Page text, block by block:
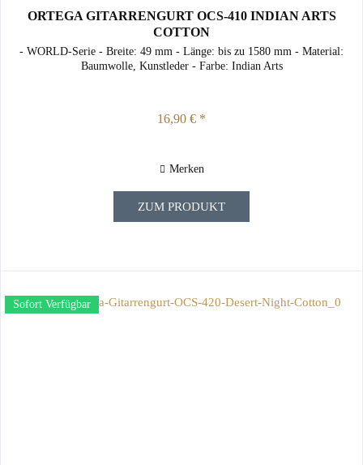
ORTEGA GITARRENGURT OCS-410 INDIAN ARTS
COTTON
- WORLD-Serie - Breite: 49 mm - Länge: bis zu 1580 mm - Material:
Baumwolle, Kunstleder - Farbe: Indian Arts
16,90 € *
Merken
ZUM PRODUKT
Sofort Verfügbar